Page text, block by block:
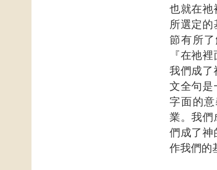
也就在祂
所選定
節有所
『在祂
我們成了
文全句是
字面的
業。我們
們成了神
作我們的